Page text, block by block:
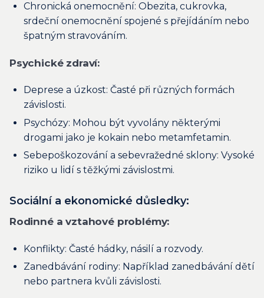
Chronická onemocnění: Obezita, cukrovka,
srdeční onemocnění spojené s přejídáním nebo
špatným stravováním.
Psychické zdraví:
Deprese a úzkost: Časté při různých formách
závislosti.
Psychózy: Mohou být vyvolány některými
drogami jako je kokain nebo metamfetamin.
Sebepoškozování a sebevražedné sklony: Vysoké
riziko u lidí s těžkými závislostmi.
Sociální a ekonomické důsledky:
Rodinné a vztahové problémy:
Konflikty: Časté hádky, násilí a rozvody.
Zanedbávání rodiny: Například zanedbávání dětí
nebo partnera kvůli závislosti.